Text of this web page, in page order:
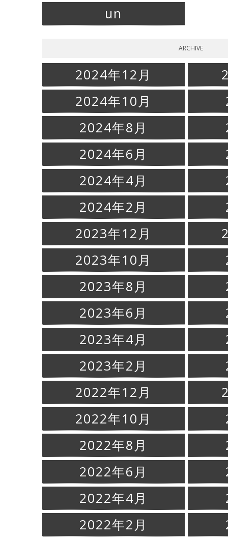
un
ARCHIVE
2024年12月
2024年10月
2024年8月
2024年6月
2024年4月
2024年2月
2023年12月
2023年10月
2023年8月
2023年6月
2023年4月
2023年2月
2022年12月
2022年10月
2022年8月
2022年6月
2022年4月
2022年2月